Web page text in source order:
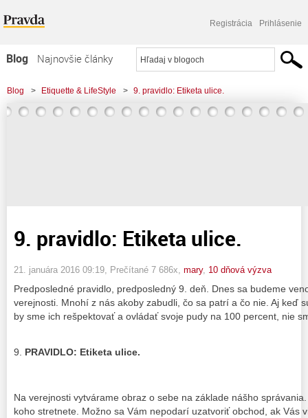
Registrácia Prihlásenie
Blog
Najnovšie články
Najčítanejšie články
Najkomentovanejšie články
Blog > Etiquette & LifeStyle > 9. pravidlo: Etiketa ulice.
9. pravidlo: Etiketa ulice.
21. januára 2016 09:19 , Prečítané 7 686x, mary, 10 dňová výzva
Predposledné pravidlo, predposledný 9. deň. Dnes sa budeme
verejnosti. Mnohí z nás akoby zabudli, čo sa patrí a čo nie. Aj keď
by sme ich rešpektovať a ovládať svoje pudy na 100 percent, nie
PRAVIDLO: Etiketa ulice.
Na verejnosti vytvárame obraz o sebe na základe nášho
koho stretnete. Možno sa Vám nepodarí uzatvoriť obchod, ak Vás